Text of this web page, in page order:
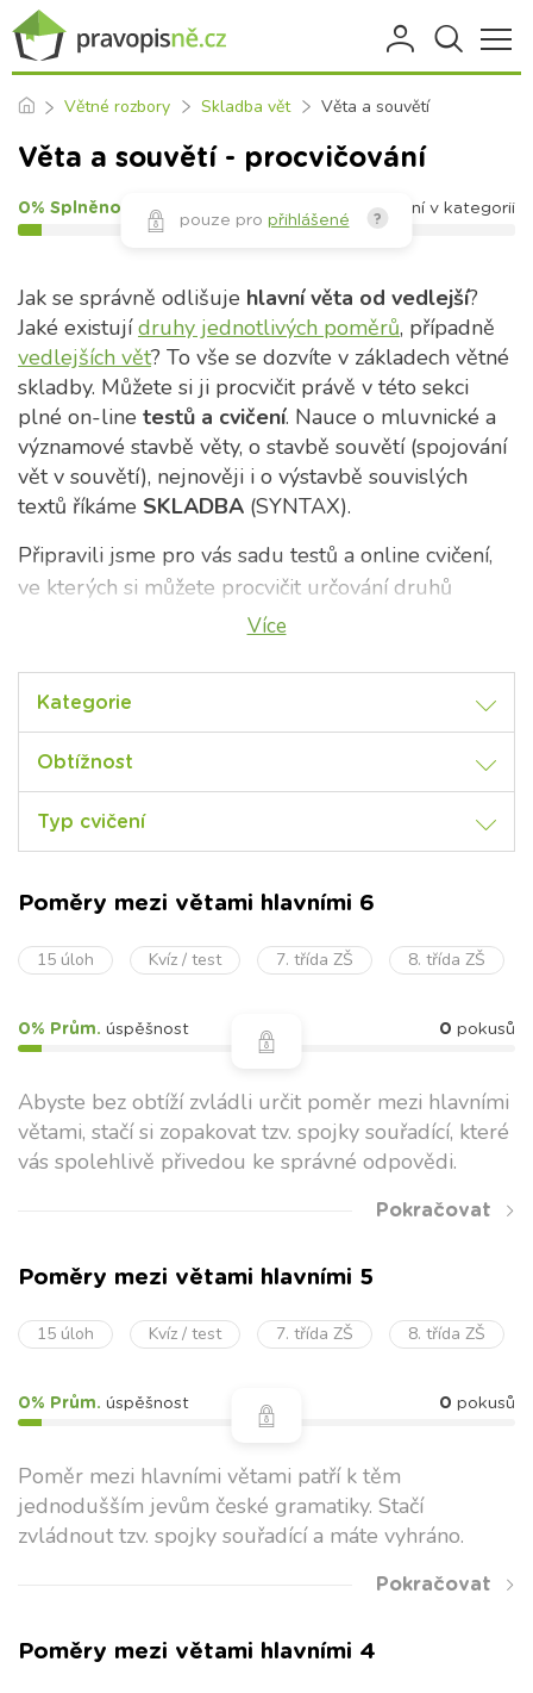
Větné rozbory Skladba vět Věta a souvětí
Věta a souvětí - procvičování
0% Splněno cvičení v kategorii
pouze pro přihlášené ?
Jak se správně odlišuje hlavní věta od vedlejší?
Jaké existujídruhy jednotlivých poměrů, případně
vedlejších vět? To vše se dozvíte v základech větné
skladby. Můžete si ji procvičit právě v této sekci
plné on-line testů a cvičení. Nauce o mluvnické a
významové stavbě věty, o stavbě souvětí (spojování
vět v souvětí), nejnověji i o výstavbě souvislých
textů říkáme SKLADBA (SYNTAX).
Připravili jsme pro vás sadu testů a online cvičení,
ve kterých si můžete procvičit určování druhů
vedlejších vět i poměry mezi větami hlavními. V
Věta a souvětí – základní pojmy
VĚTA= Jedná se o elementární jednotku
jazykového projevu, vyjadřuje jednu myšlenku, je
uzavřena intonačně, gramaticky a významově.
otazníkem nebo vykřičníkem.
VÝPOVĚĎ = Základní jednotka jazykového
dorozumívání, ke sdělování myšlenek.
VĚTA JEDNODUCHÁ= Ve větě jednoduché najdeš
jednoslovesov určitém tvaru. U slovesa můžeme
SOUVĚTÍ = Vzniká spojením dvou nebo více vět
ve tvaru určitém. (Taneční pár dotančil a teď ho
Věty podle postoje mluvčího
Druhy věty Vyjadřuje Interpunkce
oznamovací
Sdělení,
Tečka
Více
Kategorie
Obtížnost
Typ cvičení
Poměry mezi větami hlavními 6
15 úloh Kvíz / test 7. třída ZŠ 8. třída ZŠ
0% Prům. úspěšnost 0 pokusů
Abyste bez obtíží zvládli určit poměr mezi hlavními
větami, stačí si zopakovat tzv. spojky souřadící, které
vás spolehlivě přivedou ke správné odpovědi.
Pokračovat
Poměry mezi větami hlavními 5
15 úloh Kvíz / test 7. třída ZŠ 8. třída ZŠ
0% Prům. úspěšnost 0 pokusů
Poměr mezi hlavními větami patří k těm
jednodušším jevům české gramatiky. Stačí
zvládnout tzv. spojky souřadící a máte vyhráno.
Pokračovat
Poměry mezi větami hlavními 4